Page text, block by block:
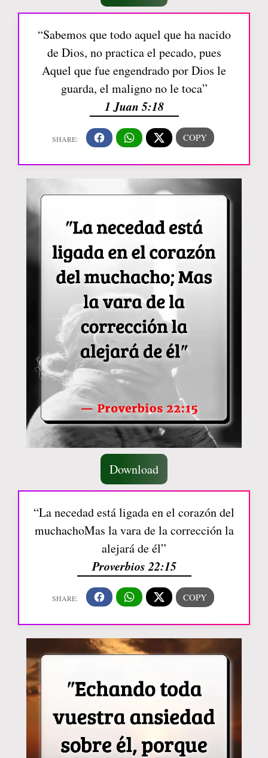
“Sabemos que todo aquel que ha nacido
de Dios, no practica el pecado, pues
Aquel que fue engendrado por Dios le
guarda, el maligno no le toca”
1 Juan 5:18
Download
“La necedad está ligada en el corazón del
muchachoMas la vara de la corrección la
alejará de él”
Proverbios 22:15